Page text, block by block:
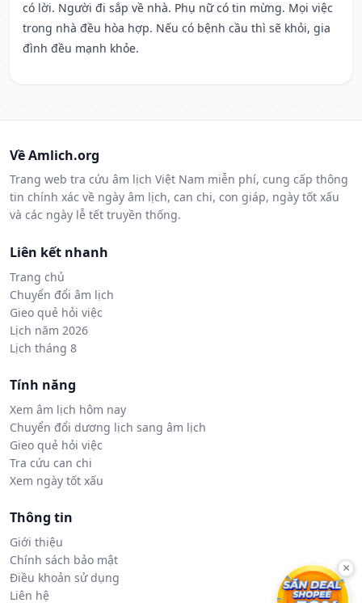
có lời. Người đi sắp về nhà. Phụ nữ có tin mừng. Mọi việc
trong nhà đều hòa hợp. Nếu có bệnh cầu thì sẽ khỏi, gia
đình đều mạnh khỏe.
Về Amlich.org
Trang web tra cứu âm lịch Việt Nam miễn phí, cung cấp thông
tin chính xác về ngày âm lịch, can chi, con giáp, ngày tốt xấu
và các ngày lễ tết truyền thống.
Liên kết nhanh
Trang chủ
Chuyển đổi âm lịch
Gieo quẻ hỏi việc
Lịch năm 2026
Lịch tháng 8
Tính năng
Xem âm lịch hôm nay
Chuyển đổi dương lịch sang âm lịch
Gieo quẻ hỏi việc
Tra cứu can chi
Xem ngày tốt xấu
Thông tin
Giới thiệu
Chính sách bảo mật
Điều khoản sử dụng
Liên hệ
×